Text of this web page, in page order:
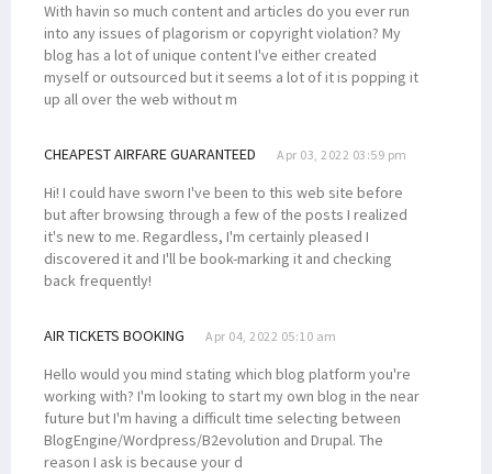
With havin so much content and articles do you ever run
into any issues of plagorism or copyright violation? My
blog has a lot of unique content I've either created
myself or outsourced but it seems a lot of it is popping it
up all over the web without m
CHEAPEST AIRFARE GUARANTEED Apr 03, 2022 03:59 pm
Hi! I could have sworn I've been to this web site before
but after browsing through a few of the posts I realized
it's new to me. Regardless, I'm certainly pleased I
discovered it and I'll be book-marking it and checking
back frequently!
AIR TICKETS BOOKING Apr 04, 2022 05:10 am
Hello would you mind stating which blog platform you're
working with? I'm looking to start my own blog in the near
future but I'm having a difficult time selecting between
BlogEngine/Wordpress/B2evolution and Drupal. The
reason I ask is because your d